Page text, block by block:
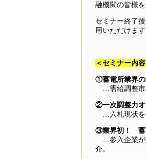
融機関の皆様
セミナー終了
用いただけます
＜セミナー内容
①蓄電所業界の
…需給調整市
②一次調整力オ
…入札現状
③業界初！ 蓄
…参入企業が
介。